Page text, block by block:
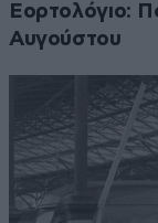
Εορτολόγιο:
Αυγούστου